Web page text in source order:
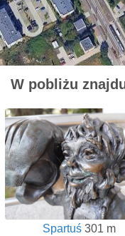
W pobliżu
Spartuś301 m